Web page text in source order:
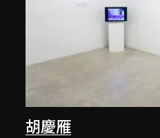
胡慶雁